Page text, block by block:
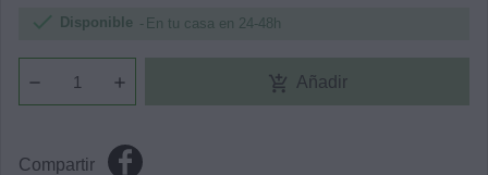
 Disponible En tu casa en 24-48h
add_shopping_cart Añadir
Compartir